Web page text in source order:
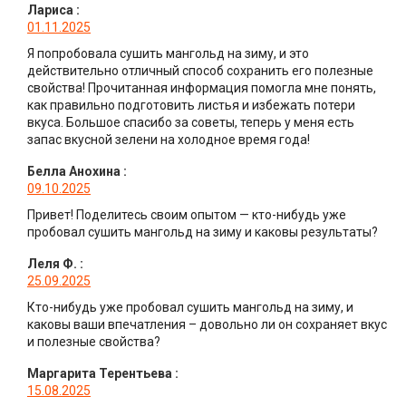
Лариса :
01.11.2025
Я попробовала сушить мангольд на зиму, и это
действительно отличный способ сохранить его полезные
свойства! Прочитанная информация помогла мне понять,
как правильно подготовить листья и избежать потери
вкуса. Большое спасибо за советы, теперь у меня есть
запас вкусной зелени на холодное время года!
Белла Анохина :
09.10.2025
Привет! Поделитесь своим опытом — кто-нибудь уже
пробовал сушить мангольд на зиму и каковы результаты?
Леля Ф. :
25.09.2025
Кто-нибудь уже пробовал сушить мангольд на зиму, и
каковы ваши впечатления – довольно ли он сохраняет вкус
и полезные свойства?
Маргарита Терентьева :
15.08.2025